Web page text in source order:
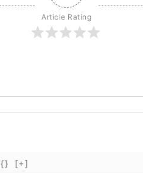
Article Rating
{} [+]